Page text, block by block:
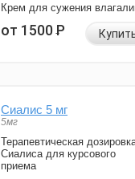
Крем для сужения
от 1500Р
Сиалис 5 мг
5мг
Терапевтическая
Сиалиса для курсового
приема